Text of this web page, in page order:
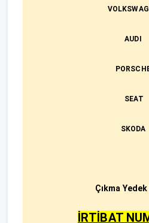
AUDI
SEAT
SKODA
Çıkma
İRTİBAT